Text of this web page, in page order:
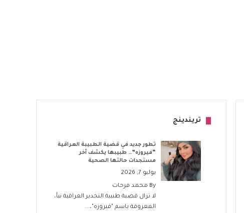
تريندينج
تطور جديد في قضية الطبيبة العراقية
“فيروزه”… طبيبها يكشف آخر
مستجدات حالتها الصحية
يوليو 7, 2026
By محمد فرحات
لا تزال قضية طبيبة التخدير العراقية نبأ،
المعروفة باسم "فيروزه"،...